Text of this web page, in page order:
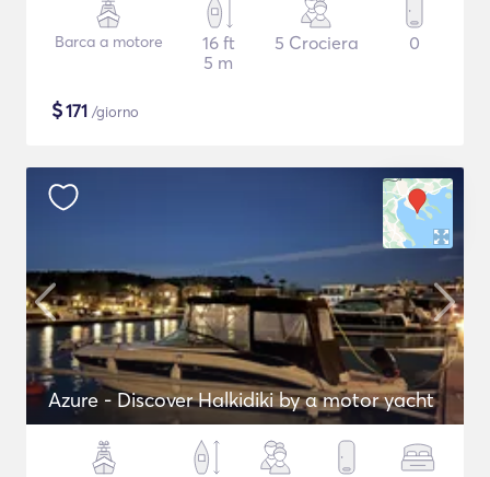
Barca a motore
16 ft
5 m
5 Crociera 0
$171 /giorno
Azure - Discover Halkidiki by α motor yacht